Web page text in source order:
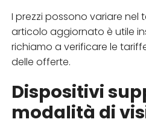
I prezzi possono variare nel
articolo aggiornato è utile
richiamo a verificare le
delle offerte.
Dispositivi
modalità di